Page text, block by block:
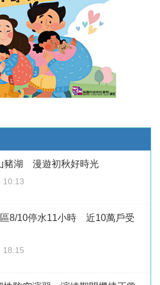
豬湖 漫遊初秋好時光
10:13
8/10停水11小時 近10萬戶受
18:15